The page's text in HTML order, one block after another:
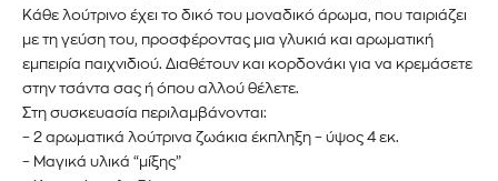
Κάθε λούτρινο έχει το δικό του μοναδικό άρωμα, που ταιριάζει
με τη γεύση του, προσφέροντας μια γλυκιά και αρωματική
εμπειρία παιχνιδιού. Διαθέτουν και κορδονάκι για να κρεμάσετε
στην τσάντα σας ή όπου αλλού θέλετε.
Στη συσκευασία περιλαμβάνονται:
– 2 αρωματικά λούτρινα ζωάκια έκπληξη – ύψος 4 εκ.
– Μαγικά υλικά “μίξης”